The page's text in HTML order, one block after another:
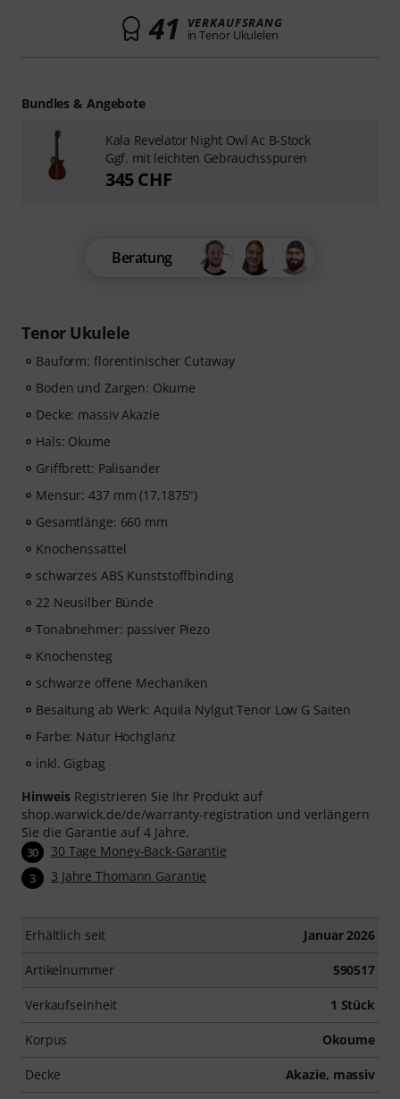
Tenor Ukulele
Bauform: florentinischer Cutaway
Boden und Zargen: Okume
Decke: massiv Akazie
Hals: Okume
Griffbrett: Palisander
Mensur: 437 mm (17,1875")
Gesamtlänge: 660 mm
Knochenssattel
schwarzes ABS Kunststoffbinding
22 Neusilber Bünde
Tonabnehmer: passiver Piezo
Knochensteg
schwarze offene Mechaniken
Besaitung ab Werk: Aquila Nylgut Tenor Low G Saiten
Farbe: Natur Hochglanz
inkl. Gigbag
Hinweis Registrieren Sie Ihr Produkt auf
shop.warwick.de/de/warranty-registration und verlängern
Sie die Garantie auf 4 Jahre.
30 30 Tage Money-Back-Garantie
3 3 Jahre Thomann Garantie
Erhältlich seit Januar 2026
Artikelnummer 590517
Verkaufseinheit 1 Stück
Korpus Okoume
Decke Akazie, massiv
41 VERKAUFSRANG
in Tenor Ukulelen
Beratung
Bundles & Angebote
Kala Revelator Night Owl Ac B-Stock
Ggf. mit leichten Gebrauchsspuren
345 CHF